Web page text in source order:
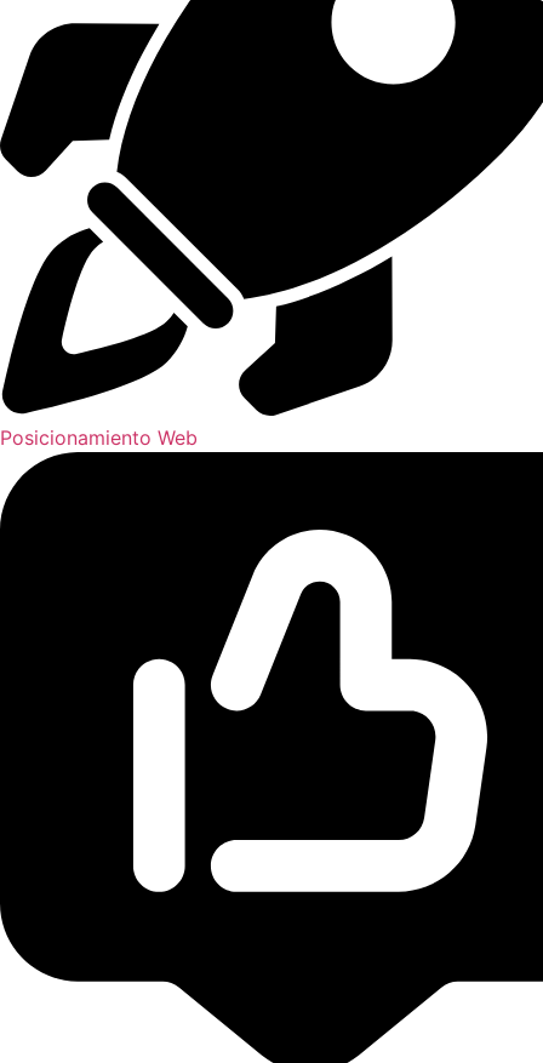
Posicionamiento Web